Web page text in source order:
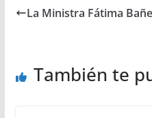
La Ministra Fátima
También te